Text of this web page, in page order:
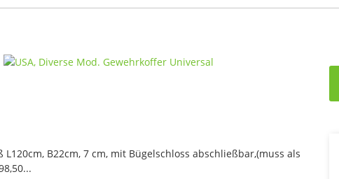
B22cm, 7 cm, mit Bügelschloss abschließbar,(muss als